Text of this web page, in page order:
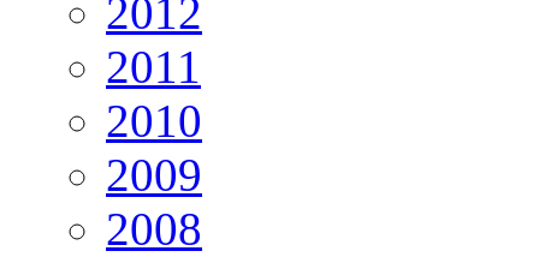
2012
2011
2010
2009
2008